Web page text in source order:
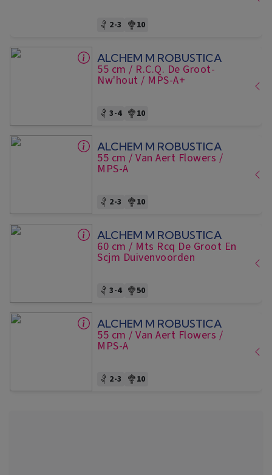
2-3 10
ALCHEM M ROBUSTICA
55 cm / R.C.Q. De Groot-
Nw'hout / MPS-A+
3-4 10
ALCHEM M ROBUSTICA
55 cm / Van Aert Flowers /
MPS-A
2-3 10
ALCHEM M ROBUSTICA
60 cm / Mts Rcq De Groot En
Scjm Duivenvoorden
3-4 50
ALCHEM M ROBUSTICA
55 cm / Van Aert Flowers /
MPS-A
2-3 10